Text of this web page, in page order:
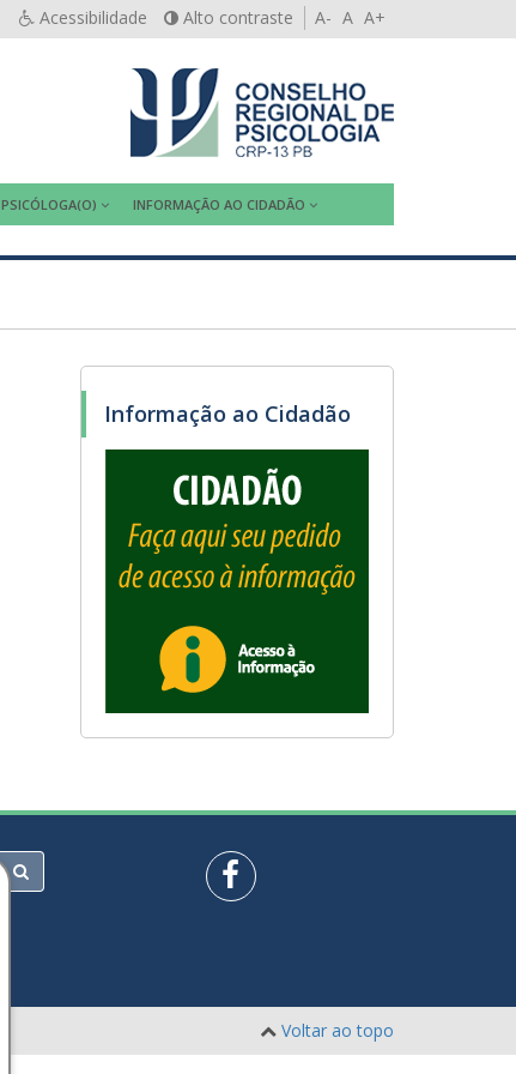
Acessibilidade Alto contraste A- A A+
PSICÓLOGA(O) INFORMAÇÃO AO CIDADÃO
Informação ao Cidadão
Voltar ao topo